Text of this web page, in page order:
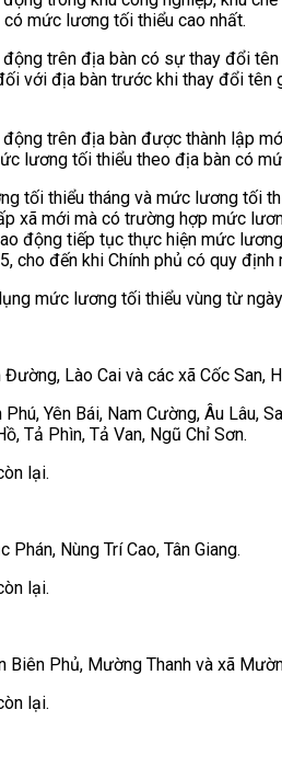
mức lương tối thiểu cao nhất.
trên địa bàn có sự thay đổi
với địa bàn trước khi thay đổi tên
trên địa bàn được thành lập
lương tối thiểu theo địa bàn có
tối thiểu tháng và mức lương tối
xã mới mà có trường hợp mức
động tiếp tục thực hiện mức
cho đến khi Chính phủ có quy định
mức lương tối thiểu vùng từ
Lào Cai và các xã Cốc San,
Yên Bái, Nam Cường, Âu Lâu,
Tả Phìn, Tả Van, Ngũ Chỉ Sơn.
lại.
Nùng Trí Cao, Tân Giang.
lại.
Phủ, Mường Thanh và xã
lại.